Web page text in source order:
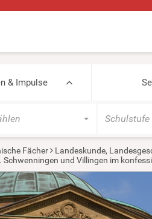
& Impulse
Schulstufe
Fächer Landeskunde,
und Villingen im